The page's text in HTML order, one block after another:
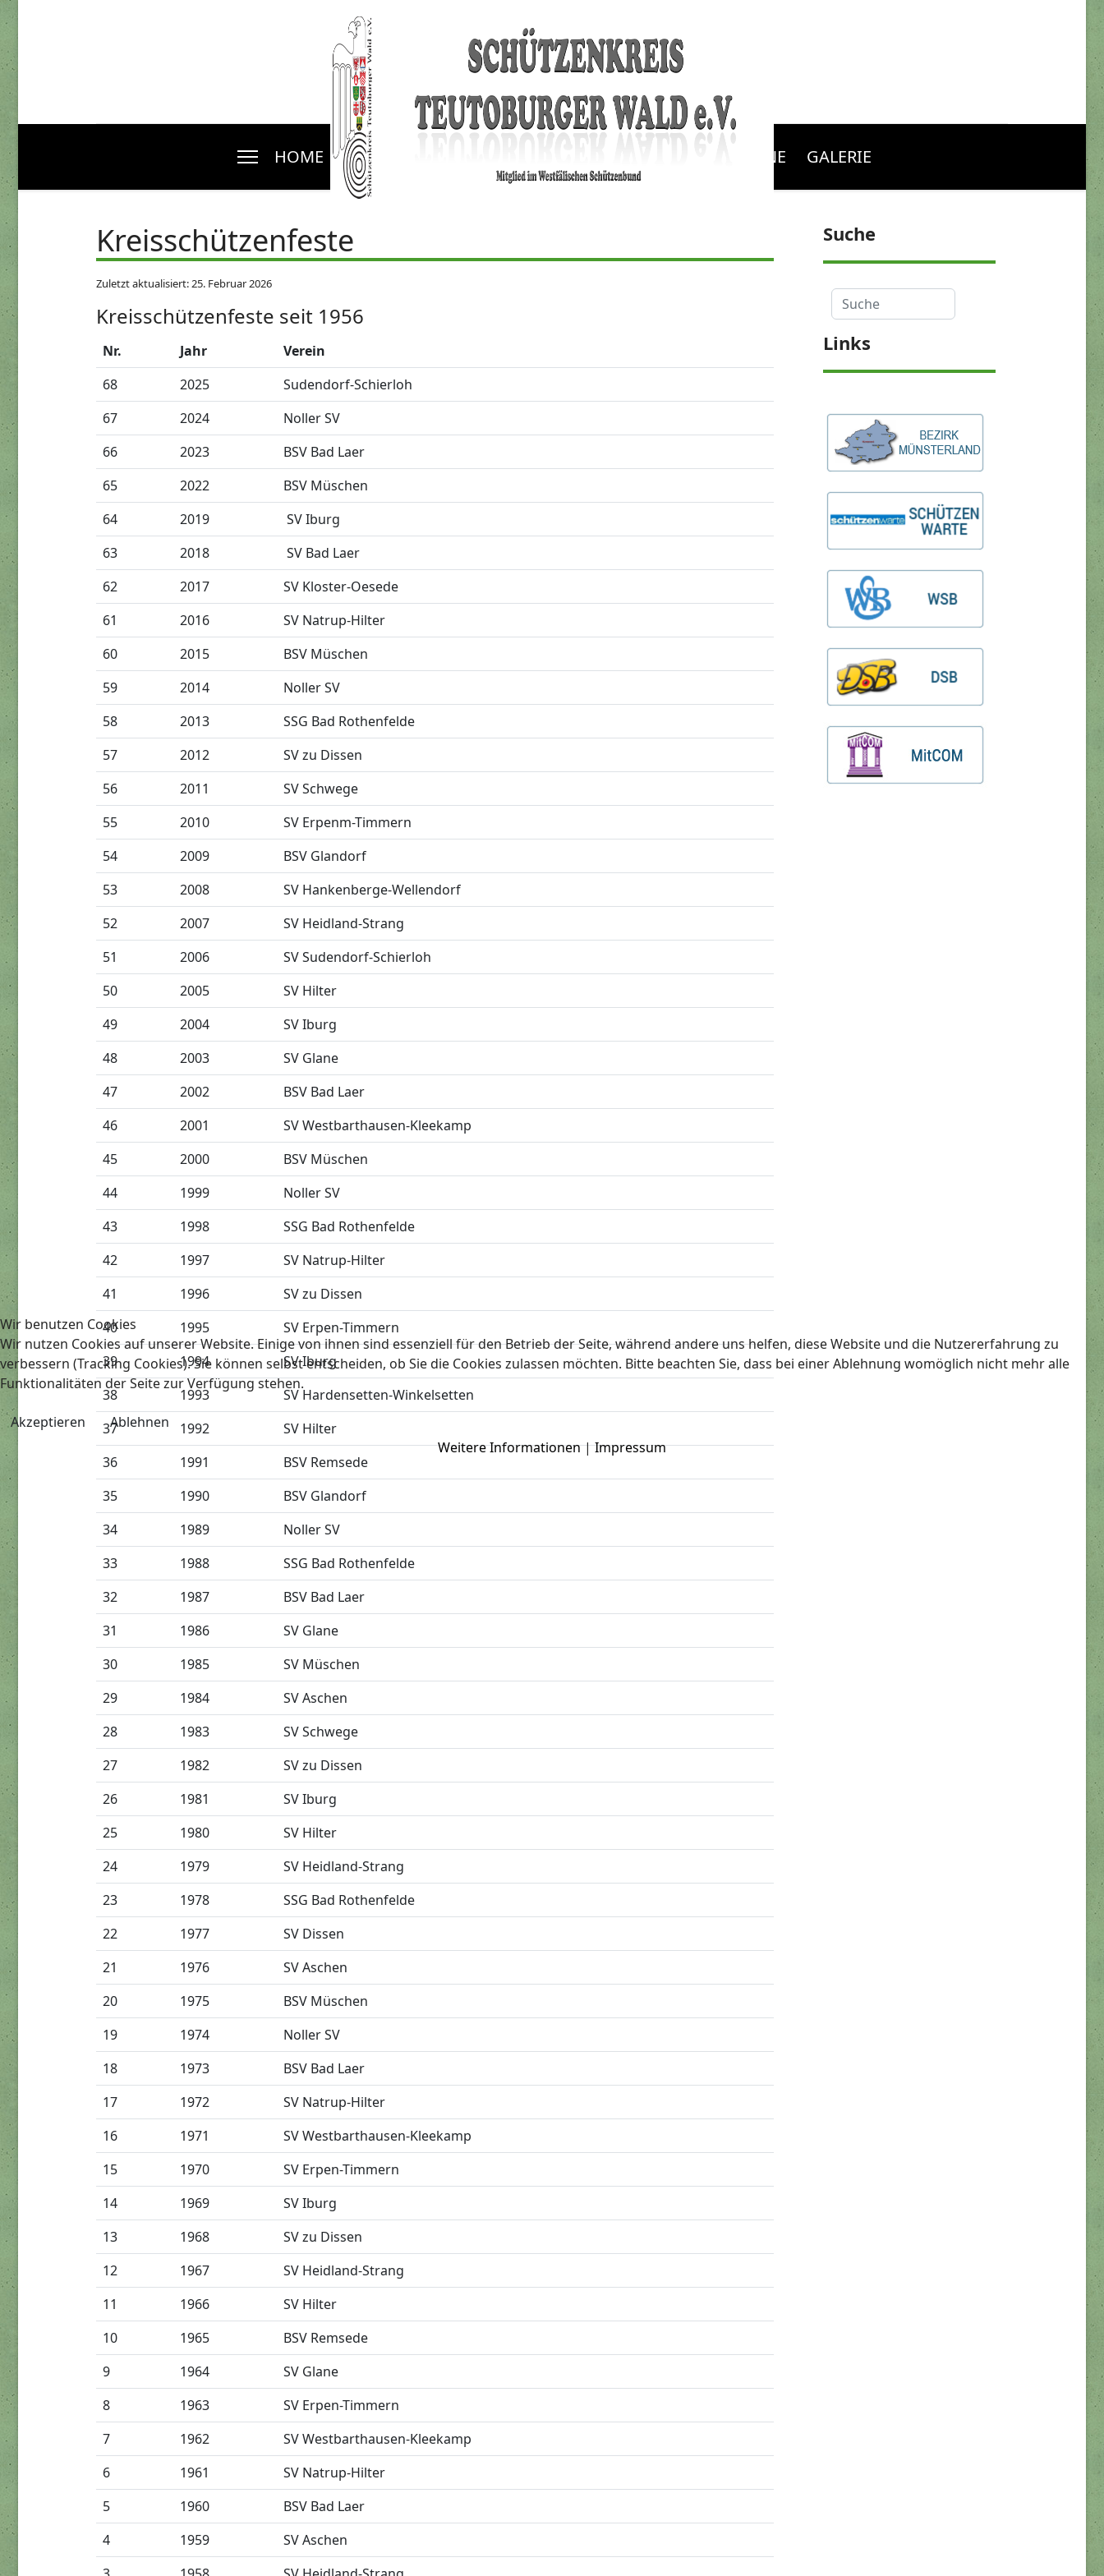
HOME NEWS TERMINE GALERIE
Kreisschützenfeste
Zuletzt aktualisiert: 25. Februar 2026
Kreisschützenfeste seit 1956
Nr. Jahr
Verein
68
2025
Sudendorf-Schierloh
67
2024
Noller SV
66
2023
BSV Bad Laer
65
2022
BSV Müschen
64
2019
SV Iburg
63
2018
SV Bad Laer
62
2017
SV Kloster-Oesede
61
2016
SV Natrup-Hilter
60
2015
BSV Müschen
59
2014
Noller SV
58
2013
SSG Bad Rothenfelde
57
2012
SV zu Dissen
56
2011
SV Schwege
55
2010
SV Erpenm-Timmern
54
2009
BSV Glandorf
53
2008
SV Hankenberge-Wellendorf
52
2007
SV Heidland-Strang
51
2006
SV Sudendorf-Schierloh
50
2005
SV Hilter
49
2004
SV Iburg
48
2003
SV Glane
47
2002
BSV Bad Laer
46
2001
SV Westbarthausen-Kleekamp
45
2000
BSV Müschen
44
1999
Noller SV
43
1998
SSG Bad Rothenfelde
42
1997
SV Natrup-Hilter
41
1996
SV zu Dissen
40
1995
SV Erpen-Timmern
39
1994
SV Iburg
38
1993
SV Hardensetten-Winkelsetten
37
1992
SV Hilter
36
1991
BSV Remsede
35
1990
BSV Glandorf
34
1989
Noller SV
33
1988
SSG Bad Rothenfelde
32
1987
BSV Bad Laer
31
1986
SV Glane
30
1985
SV Müschen
29
1984
SV Aschen
28
1983
SV Schwege
27
1982
SV zu Dissen
26
1981
SV Iburg
25
1980
SV Hilter
24
1979
SV Heidland-Strang
23
1978
SSG Bad Rothenfelde
22
1977
SV Dissen
21
1976
SV Aschen
20
1975
BSV Müschen
19
1974
Noller SV
18
1973
BSV Bad Laer
17
1972
SV Natrup-Hilter
16
1971
SV Westbarthausen-Kleekamp
15
1970
SV Erpen-Timmern
14
1969
SV Iburg
13
1968
SV zu Dissen
12
1967
SV Heidland-Strang
11
1966
SV Hilter
10
1965
BSV Remsede
9
1964
SV Glane
8
1963
SV Erpen-Timmern
7
1962
SV Westbarthausen-Kleekamp
6
1961
SV Natrup-Hilter
5
1960
BSV Bad Laer
4
1959
SV Aschen
Suche
Suche
Links
Wir benutzen Cookies
Wir nutzen Cookies auf unserer Website. Einige von ihnen sind essenziell für den Betrieb der Seite, während andere uns helfen, diese Website und die Nutzererfahrung zu
verbessern (Tracking Cookies). Sie können selbst entscheiden, ob Sie die Cookies zulassen möchten. Bitte beachten Sie, dass bei einer Ablehnung womöglich nicht mehr alle
Funktionalitäten der Seite zur Verfügung stehen.
Akzeptieren
Ablehnen
Weitere Informationen|Impressum